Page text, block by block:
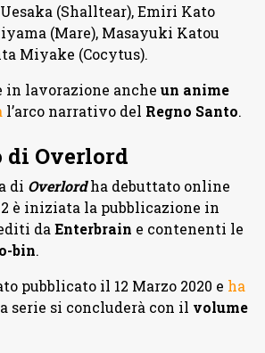
(Shalltear), Emiri Kato
(Mare), Masayuki Katou
Miyake (Cocytus).
in lavorazione anche un anime
l’arco narrativo del Regno Santo.
di Overlord
di Overlordha debuttato online
è iniziata la pubblicazione in
da Enterbrain e contenenti le
bin.
pubblicato il 12 Marzo 2020 e ha
serie si concluderà con il volume